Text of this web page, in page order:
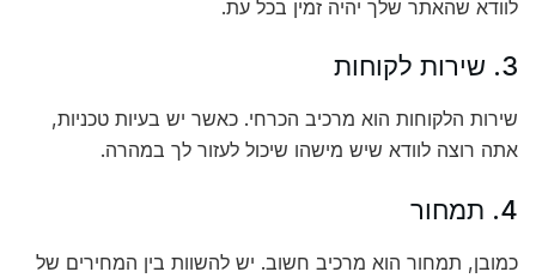
לוודא שהאתר שלך יהיה זמין בכל עת.
3. שירות לקוחות
שירות הלקוחות הוא מרכיב הכרחי. כאשר יש בעיות טכניות,
אתה רוצה לוודא שיש מישהו שיכול לעזור לך במהרה.
4. תמחור
כמובן, תמחור הוא מרכיב חשוב. יש להשוות בין המחירים של